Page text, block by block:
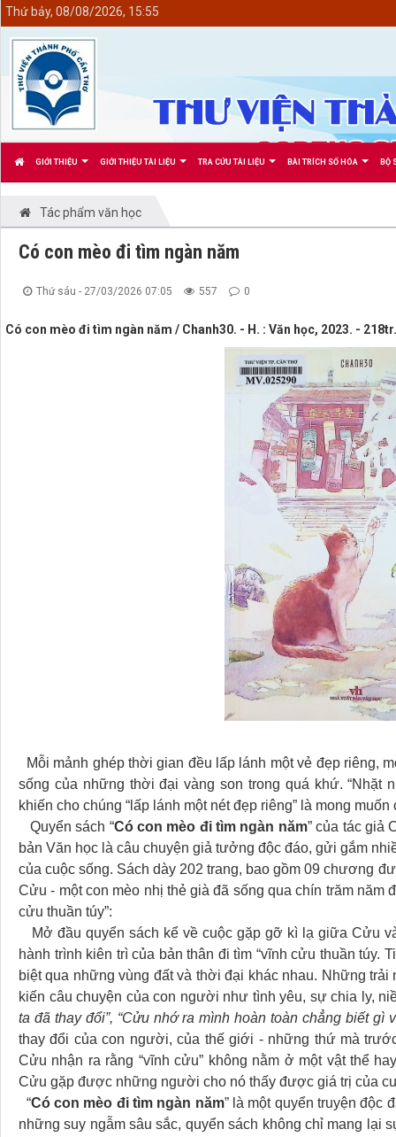
GIỚI THIỆU GIỚI THIỆU TÀI LIỆU TRA CỨU TÀI LIỆU BÀI TRÍCH SỐ HÓA BỘ
Thứ bảy, 08/08/2026, 15:55
Tác phẩm văn học
Có con mèo đi tìm ngàn năm
Thứ sáu - 27/03/2026 07:05 557 0
Có con mèo đi tìm ngàn năm / Chanh30. - H. : Văn học, 2023. -
Mỗi mảnh ghép thời gian đều lấp lánh một vẻ đẹp riêng,
sống của những thời đại vàng son trong quá khứ. “Nhặt
khiến cho chúng “lấp lánh một nét đẹp riêng” là mong
Quyển sách “Có con mèo đi tìm ngàn năm” của tác giả
bản Văn học là câu chuyện giả tưởng độc đáo, gửi gắm
của cuộc sống. Sách dày 202 trang, bao gồm 09 chương
Cửu - một con mèo nhị thẻ già đã sống qua chín trăm năm
cửu thuần túy”:
Mở đầu quyển sách kể về cuộc gặp gỡ kì lạ giữa Cửu
hành trình kiên trì của bản thân đi tìm “vĩnh cửu thuần túy.
biệt qua những vùng đất và thời đại khác nhau. Những
kiến câu chuyện của con người như tình yêu, sự chia ly,
ta đã thay đổi”, “Cửu nhớ ra mình hoàn toàn chẳng biết gì
thay đổi của con người, của thế giới - những thứ mà
Cửu nhận ra rằng “vĩnh cửu” không nằm ở một vật thể
Cửu gặp được những người cho nó thấy được giá trị của
“Có con mèo đi tìm ngàn năm” là một quyển truyện độc
những suy ngẫm sâu sắc, quyển sách không chỉ mang
<